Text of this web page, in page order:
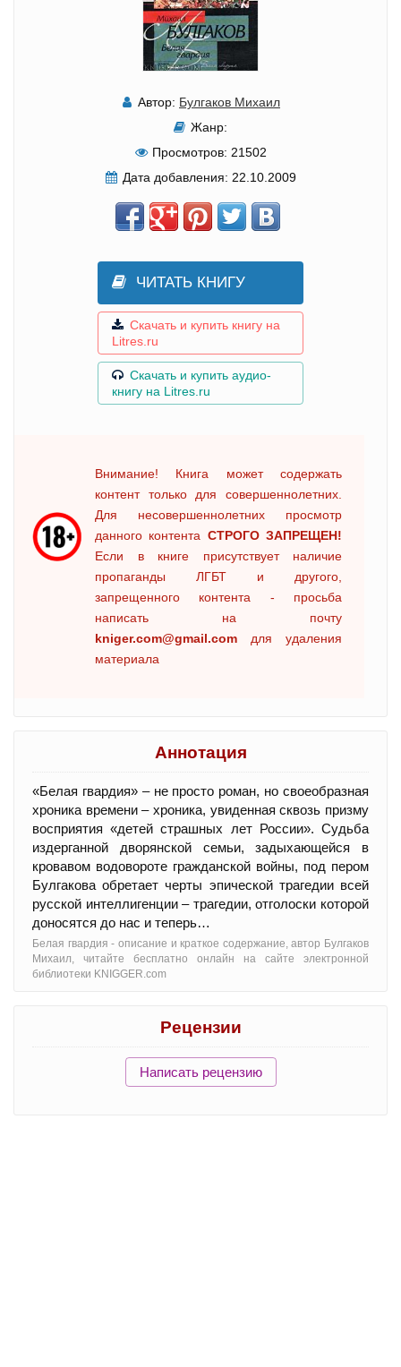
Автор: Булгаков Михаил
Жанр:
Просмотров: 21502
Дата добавления: 22.10.2009
ЧИТАТЬ КНИГУ
Скачать и купить книгу на
Litres.ru
Скачать и купить аудио-
книгу на Litres.ru
Внимание! Книга может содержать
контент только для совершеннолетних.
Для несовершеннолетних просмотр
данного контента СТРОГО ЗАПРЕЩЕН!
Если в книге присутствует наличие
пропаганды ЛГБТ и другого,
запрещенного контента - просьба
написать на почту
kniger.com@gmail.com для удаления
материала
Аннотация
«Белая гвардия» – не просто роман, но своеобразная
хроника времени – хроника, увиденная сквозь призму
восприятия «детей страшных лет России». Судьба
издерганной дворянской семьи, задыхающейся в
кровавом водовороте гражданской войны, под пером
Булгакова обретает черты эпической трагедии всей
русской интеллигенции – трагедии, отголоски которой
доносятся до нас и теперь…
Белая гвардия - oписание и краткое содержание, автор Булгаков
Михаил, читайте бесплатно онлайн на сайте электронной
библиотеки KNIGGER.com
Рецензии
Написать рецензию